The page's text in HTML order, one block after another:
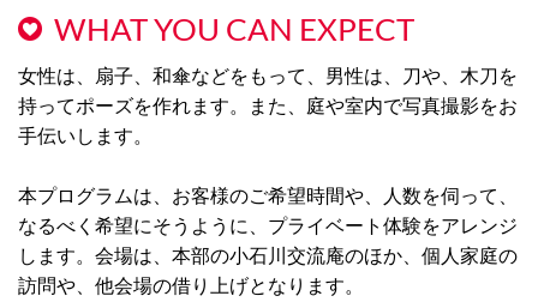
WHAT YOU CAN EXPECT
女性は、扇子、和傘などをもって、男性は、刀や、木刀を
持ってポーズを作れます。また、庭や室内で写真撮影をお
手伝いします。
本プログラムは、お客様のご希望時間や、人数を伺って、
なるべく希望にそうように、プライベート体験をアレンジ
します。会場は、本部の小石川交流庵のほか、個人家庭の
訪問や、他会場の借り上げとなります。